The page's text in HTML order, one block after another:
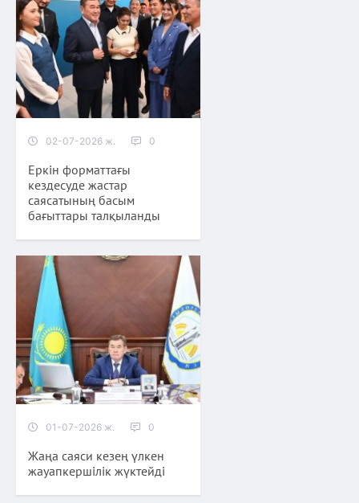
02-07-2026 ж. 0
Еркін форматтағы
кездесуде жастар
саясатының басым
бағыттары талқыланды
01-07-2026 ж. 0
Жаңа саяси кезең үлкен
жауапкершілік жүктейді